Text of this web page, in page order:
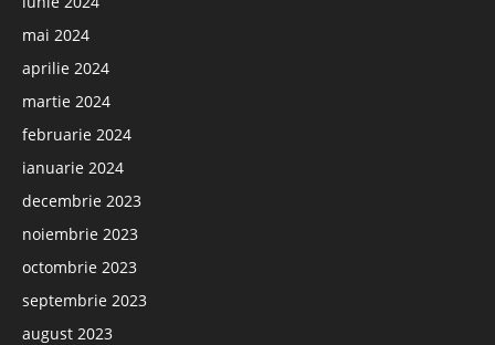
mai 2024
aprilie 2024
martie 2024
februarie 2024
ianuarie 2024
decembrie 2023
noiembrie 2023
octombrie 2023
septembrie 2023
august 2023